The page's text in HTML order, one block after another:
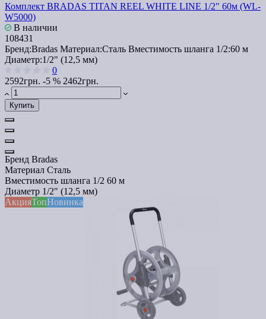
Комплект BRADAS TITAN REEL WHITE LINE 1/2" 60м (WL-
W5000)
В наличии
108431
Бренд:Bradas Материал:Сталь Вместимость шланга 1/2:60 м
Диаметр:1/2" (12,5 мм)
0
2592грн. -5 % 2462грн.
Купить
Бренд Bradas
Материал Сталь
Вместимость шланга 1/2 60 м
Диаметр 1/2" (12,5 мм)
АкцияТопНовинка